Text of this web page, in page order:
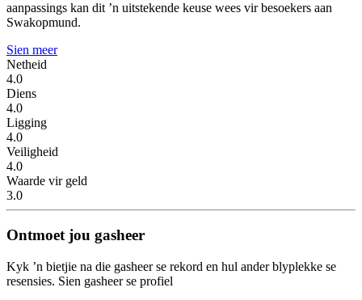
aanpassings kan dit ’n uitstekende keuse wees vir besoekers aan
Swakopmund.
Sien meer
Netheid
4.0
Diens
4.0
Ligging
4.0
Veiligheid
4.0
Waarde vir geld
3.0
Ontmoet jou gasheer
Kyk ’n bietjie na die gasheer se rekord en hul ander blyplekke se
resensies. Sien gasheer se profiel